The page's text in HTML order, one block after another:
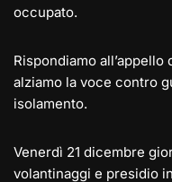
occupato.
Rispondiamo
alziamo la voce contro
isolamento.
Venerdì 21 dicembre
volantinaggi e presidio